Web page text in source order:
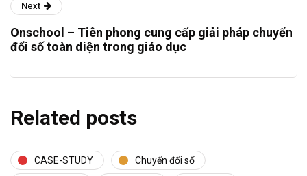
Next
Onschool – Tiên phong cung cấp giải pháp chuyển
đổi số toàn diện trong giáo dục
Related posts
CASE-STUDY Chuyển đổi số